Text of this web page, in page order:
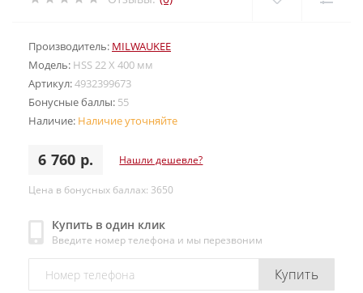
Производитель: MILWAUKEE
Модель: HSS 22 X 400 мм
Артикул:4932399673
Бонусные баллы: 55
Наличие: Наличие уточняйте
6 760 р. Нашли дешевле?
Цена в бонусных баллах: 3650
Купить в один клик
Введите номер телефона и мы перезвоним
Купить